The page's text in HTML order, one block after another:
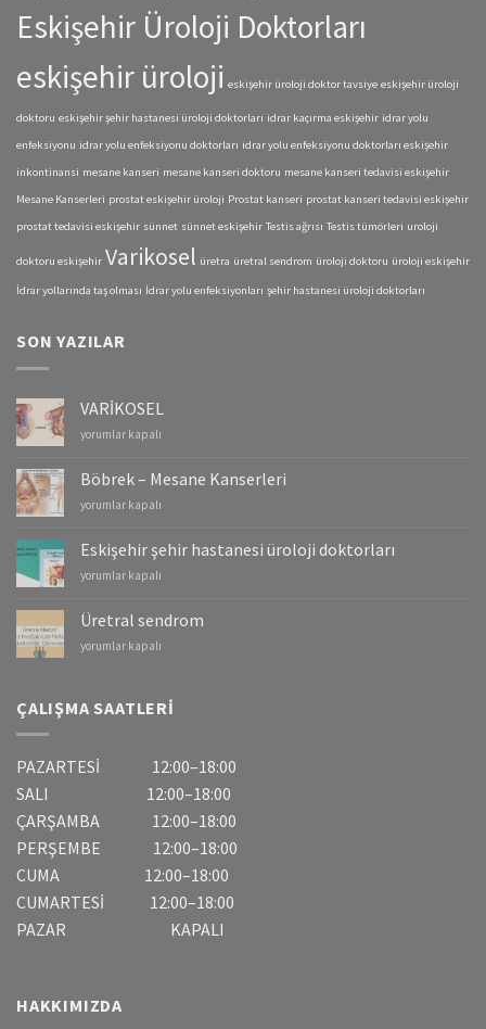
Eskişehir Üroloji Doktorları
eskişehir üroloji eskişehir üroloji doktor tavsiye eskişehir üroloji
doktoru eskişehir şehir hastanesi üroloji doktorları idrar kaçırma eskişehir idrar yolu
enfeksiyonu idrar yolu enfeksiyonu doktorları idrar yolu enfeksiyonu doktorları eskişehir
inkontinansi mesane kanseri mesane kanseri doktoru mesane kanseri tedavisi eskişehir
Mesane Kanserleri prostat eskişehir üroloji Prostat kanseri prostat kanseri tedavisi eskişehir
prostat tedavisi eskişehir sünnet sünnet eskişehir Testis ağrısı Testis tümörleri uroloji
doktoru eskişehir Varikosel üretra üretral sendrom üroloji doktoru üroloji eskişehir
İdrar yollarında taş olması İdrar yolu enfeksiyonları şehir hastanesi üroloji doktorları
SON YAZILAR
VARİKOSEL
VARİKOSEL
yorumlar kapalı
Böbrek – Mesane Kanserleri
Böbrek
Mesane
Kanserleri
için
yorumlar kapalı
Eskişehir şehir hastanesi üroloji doktorları
Eskişehir
hastanesi
üroloji
doktorları
yorumlar kapalı
Üretral sendrom
Üretral
yorumlar kapalı
ÇALIŞMA SAATLERI
PAZARTESİ 12:00–18:00
SALI 12:00–18:00
ÇARŞAMBA 12:00–18:00
PERŞEMBE 12:00–18:00
CUMA 12:00–18:00
CUMARTESİ 12:00–18:00
PAZAR KAPALI
HAKKIMIZDA